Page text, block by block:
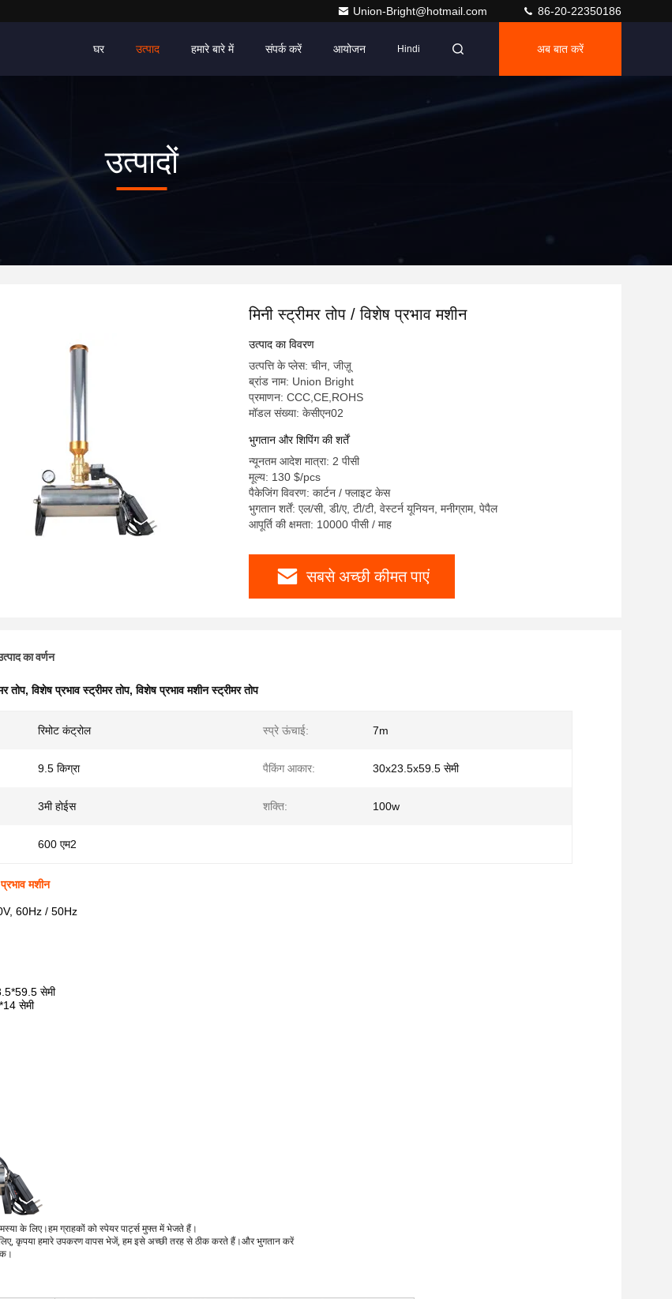
Union-Bright@hotmail.com 86-20-22350186
घर उत्पाद हमारे बारे में संपर्क करें आयोजन Hindi अब बात करें
उत्पादों
मिनी स्ट्रीमर तोप / विशेष प्रभाव मशीन
उत्पाद का विवरण
उत्पत्ति के प्लेस: चीन, जीज़ू
ब्रांड नाम: Union Bright
प्रमाणन: CCC,CE,ROHS
मॉडल संख्या: केसीएन02
भुगतान और शिपिंग की शर्तें
न्यूनतम आदेश मात्रा: 2 पीसी
मूल्य: 130 $/pcs
पैकेजिंग विवरण: कार्टन / फ्लाइट केस
भुगतान शर्तें: एल/सी, डी/ए, टी/टी, वेस्टर्न यूनियन, मनीग्राम, पेपैल
आपूर्ति की क्षमता: 10000 पीसी / माह
सबसे अच्छी कीमत पाएं
का वर्णन
तोप,विशेष प्रभाव स्ट्रीमर तोप,विशेष प्रभाव मशीन स्ट्रीमर तोप
रिमोट कंट्रोल स्प्रे ऊंचाई: 7m
9.5 किग्रा पैकिंग आकार: 30x23.5x59.5 सेमी
3मी होईस शक्ति: 100w
600 एम2
मशीन
60Hz / 50Hz
सेमी
सेमी
के लिए।हम ग्राहकों को स्पेयर पार्ट्स मुफ्त में भेजते हैं।
लिए, कृपया हमारे उपकरण वापस भेजें, हम इसे अच्छी तरह से ठीक करते हैं।और भुगतान करें